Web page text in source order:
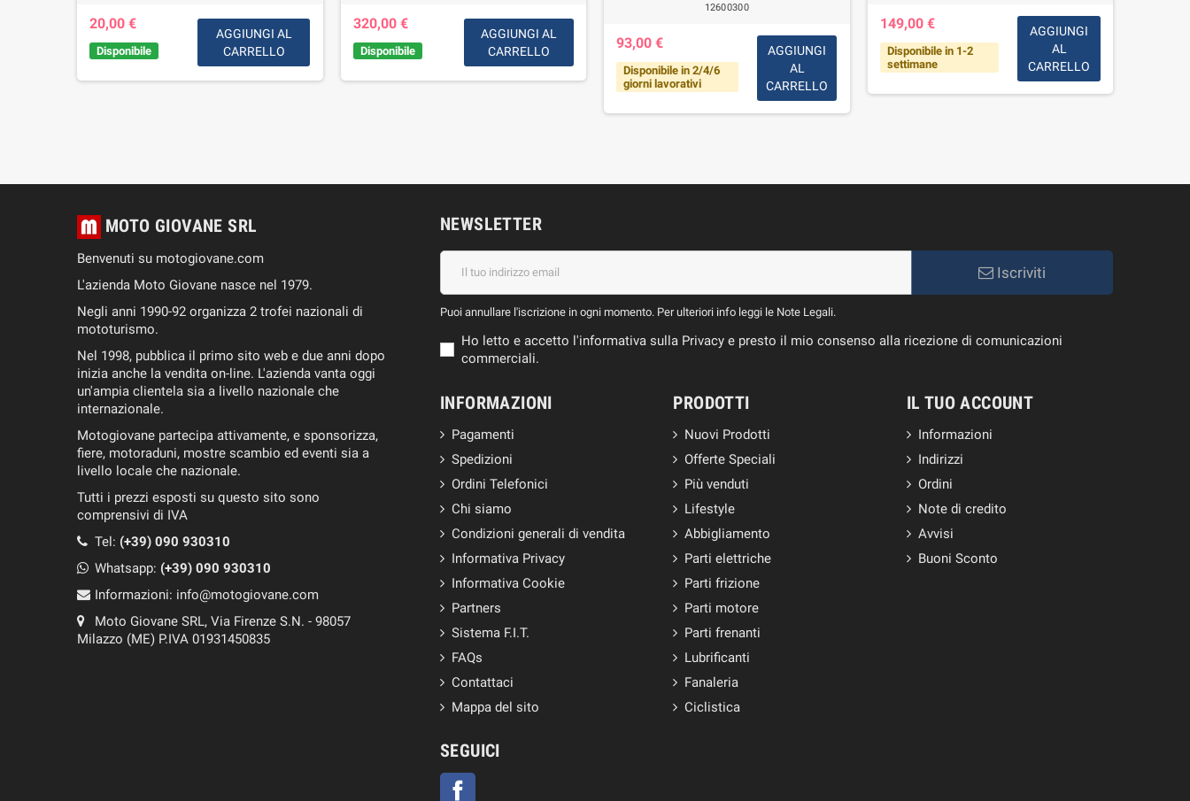
20,00 €
Disponibile
AGGIUNGI AL
CARRELLO
320,00 €
Disponibile
AGGIUNGI AL
CARRELLO
12600300
93,00 €
Disponibile in 2/4/6
giorni lavorativi
AGGIUNGI
AL
CARRELLO
149,00 €
Disponibile in 1-2
settimane
AGGIUNGI
AL
CARRELLO
MOTO GIOVANE SRL
Benvenuti su motogiovane.com
L'azienda Moto Giovane nasce nel 1979.
Negli anni 1990-92 organizza 2 trofei nazionali di
mototurismo.
Nel 1998, pubblica il primo sito web e due anni dopo
inizia anche la vendita on-line. L'azienda vanta oggi
un'ampia clientela sia a livello nazionale che
internazionale.
Motogiovane partecipa attivamente, e sponsorizza,
fiere, motoraduni, mostre scambio ed eventi sia a
livello locale che nazionale.
Tutti i prezzi esposti su questo sito sono
comprensivi di IVA
Tel: (+39) 090 930310
Whatsapp: (+39) 090 930310
Informazioni: info@motogiovane.com
Moto Giovane SRL, Via Firenze S.N. - 98057
Milazzo (ME) P.IVA 01931450835
NEWSLETTER
Iscriviti
Puoi annullare l'iscrizione in ogni momento. Per ulteriori info leggi le Note Legali.
Ho letto e accetto l'informativa sulla Privacy e presto il mio consenso alla ricezione di comunicazioni
commerciali.
INFORMAZIONI
Pagamenti
Spedizioni
Ordini Telefonici
Chi siamo
Condizioni generali di vendita
Informativa Privacy
Informativa Cookie
Partners
Sistema F.I.T.
FAQs
Contattaci
Mappa del sito
PRODOTTI
Nuovi Prodotti
Offerte Speciali
Più venduti
Lifestyle
Abbigliamento
Parti elettriche
Parti frizione
Parti motore
Parti frenanti
Lubrificanti
Fanaleria
Ciclistica
IL TUO ACCOUNT
Informazioni
Indirizzi
Ordini
Note di credito
Avvisi
Buoni Sconto
SEGUICI